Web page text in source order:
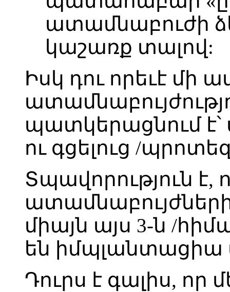
ատամնաբուժի
կաշառք տալով:
Իսկ դու որեւէ մի
պատկերացնում է՝
ու գցելուց /
Տպավորություն է,
միայն այս 3-ն /
են իմպլանտացիա
Դուրս է գալիս, որ